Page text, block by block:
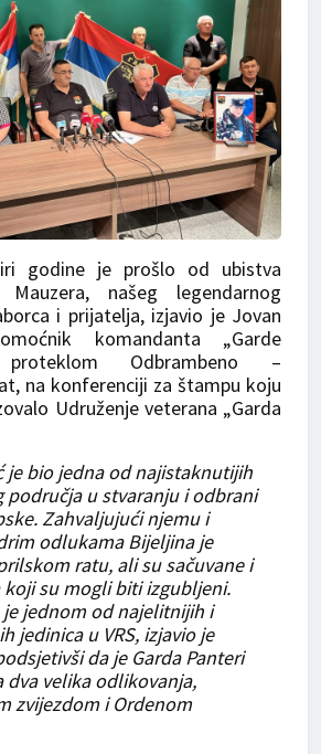
godine je prošlo od ubistva
Mauzera, našeg legendarnog
i prijatelja, izjavio je Jovan
komandanta „Garde
Odbrambeno –
na konferenciji za štampu koju
Udruženje veterana „Garda
je bio jedna od najistaknutijih
područja u stvaranju i odbrani
Zahvaljujući njemu i
odlukama Bijeljina je
ratu, ali su sačuvane i
su mogli biti izgubljeni.
jednom od najelitnijih i
jedinica u VRS, izjavio je
da je Garda Panteri
dva velika odlikovanja,
zvijezdom i Ordenom